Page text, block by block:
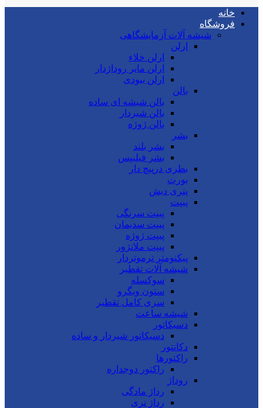
خانه
فروشگاه
شیشه آلات آزمایشگاهی
ارلن
ارلن خلاء
ارلن مایر روداژدار
ارلن بیودی
بالن
بالن شیشه ای ساده
بالن شیردار
بالن ژوژه
بشر
بشر بلند
بشر فیلیپس
بطری درپیچ دار
بورت
پتری دیش
پیپت
پیپت سرنگی
پیپت سدیمان
پیپت ژوژه
پیپت ملانژور
پیکنومتر ترموتردار
شیشه آلات تقطیر
سوکسله
ستون ویگرو
سری کامل تقطیر
شیشه ساعت
دسیکاتور
دسیکاتور شیردار و ساده
دکانتور
راکتورها
راکتور دوجداره
روداژ
رداژ مادگی
رداژ نری